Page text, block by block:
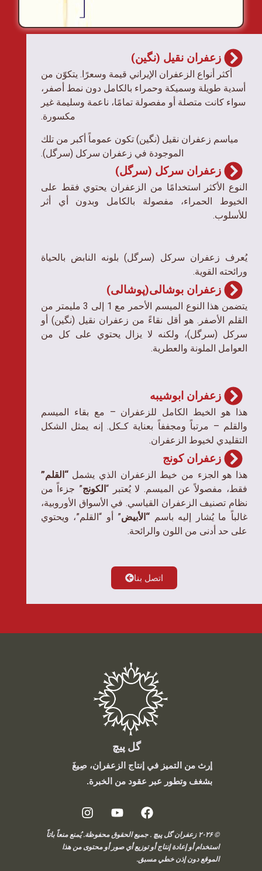
زعفران ابوشیبه
هذا هو الخيط الكامل للزعفران – مع بقاء الميسم
والقلم – مرتباً ومجففاً بعناية كـكل. إنه يمثل الشكل
التقليدي لخيوط الزعفران.
زعفران کونج
هذا هو الجزء من خيط الزعفران الذي يشمل “القلم”
فقط، مفصولاً عن الميسم. لا يُعتبر “الكونج” جزءاً من
نظام تصنيف الزعفران القياسي. في الأسواق الأوروبية،
غالباً ما يُشار إليه باسم “الأبيض” أو “القلم”، ويحتوي
على حد أدنى من اللون والرائحة.
اتصل بنا
زعفران نقیل (نگین)
أكثر أنواع الزعفران الإيراني قيمة وسعرًا. يتكوّن من
أسدية طويلة وسميكة وحمراء بالكامل دون نمط أصفر،
سواء كانت متصلة أو مفصولة تمامًا، ناعمة وسليمة غير
مكسورة.
مياسم زعفران نقیل (نگین) تكون عموماً أكبر من تلك
الموجودة في زعفران سرکل (سرگل).
زعفران سرکل (سرگل)
النوع الأكثر استخدامًا من الزعفران يحتوي فقط على
الخيوط الحمراء، مفصولة بالكامل وبدون أي أثر
للأسلوب.
يُعرف زعفران سرکل (سرگل) بلونه النابض بالحياة
ورائحته القوية.
زعفران بوشالی(پوشالی)
يتضمن هذا النوع الميسم الأحمر مع 1 إلى 3 مليمتر من
القلم الأصفر. هو أقل نقاءً من زعفران نقیل (نگین) أو
سرکل (سرگل)، ولكنه لا يزال يحتوي على كل من
العوامل الملونة والعطرية.
گل پیچ
إرث من التميز في إنتاج الزعفران، صِيغَ
بشغف وتطور عبر عقود من الخبرة.
© ۲۰۲۶ زعفران گل پیچ . جميع الحقوق محفوظة. يُمنع منعاً باتاً
استخدام أو إعادة إنتاج أو توزيع أي صور أو محتوى من هذا
الموقع دون إذن خطي مسبق.